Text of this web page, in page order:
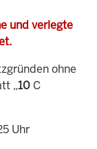
und verlegte
ohne
„10 C
Uhr